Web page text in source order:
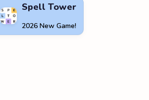
Spell Tower
2026 New Game!